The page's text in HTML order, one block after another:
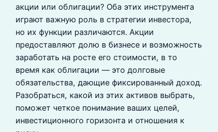
акции или облигации? Оба этих инструмента
играют важную роль в стратегии инвестора,
но их функции различаются. Акции
предоставляют долю в бизнесе и возможность
заработать на росте его стоимости, в то
время как облигации — это долговые
обязательства, дающие фиксированный доход.
Разобраться, какой из этих активов выбрать,
поможет четкое понимание ваших целей,
инвестиционного горизонта и отношения к